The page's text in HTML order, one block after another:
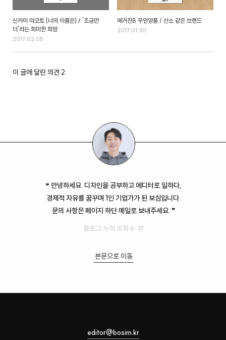
신카이 마코토 [너의 이름은] / '조금만
더'라는 희미한 희망
2017.02.05
매거진B 무인양품 / 산소 같은 브랜드
2017.01.30
이 글에 달린 의견 2
❝ 안녕하세요. 디자인을 공부하고 에디터로 일하다,
경제적 자유를 꿈꾸며 1인 기업가가 된 보심입니다.
문의 사항은 페이지 하단 메일로 보내주세요. ❞
블로그 누적 조회수: 뷰
본문으로 이동
editor@bosim.kr